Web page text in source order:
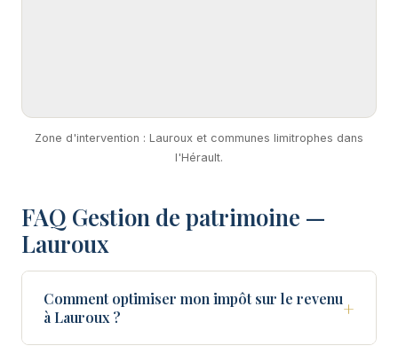
Zone d'intervention : Lauroux et communes limitrophes dans
l'Hérault.
FAQ Gestion de patrimoine —
Lauroux
Comment optimiser mon impôt sur le revenu
à Lauroux ?
+